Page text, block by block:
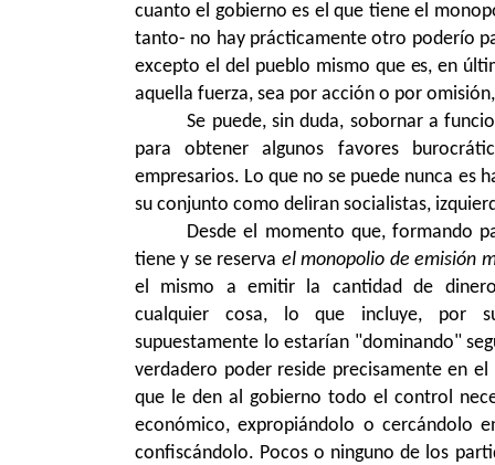
cuanto el gobierno es el que tiene el
tanto- no hay prácticamente otro poderío
excepto el del pueblo mismo que es, en
aquella fuerza, sea por acción o por
Se puede, sin duda, sobornar a
para obtener algunos favores
empresarios. Lo que no se puede nunca es
su conjunto como deliran socialistas,
Desde el momento que, formando
tiene y se reserva el monopolio de emisión
el mismo a emitir la cantidad de
cualquier cosa, lo que incluye, por
supuestamente lo estarían "dominando"
verdadero poder reside precisamente en
que le den al gobierno todo el control
económico, expropiándolo o cercándolo
confiscándolo. Pocos o ninguno de los